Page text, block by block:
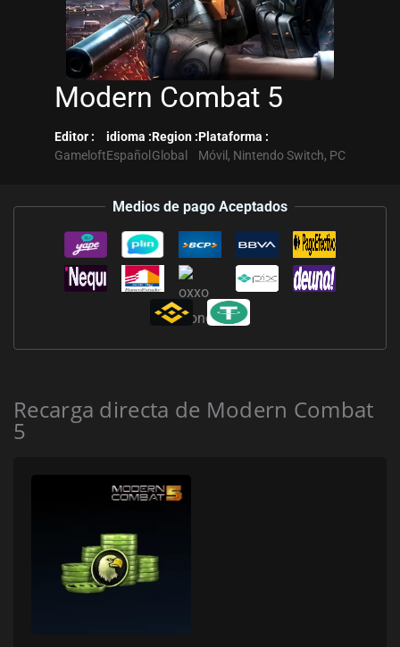
Modern Combat 5
Editor :
Gameloft
idioma :
Español
Region :
Global
Plataforma :
Móvil, Nintendo Switch, PC
Medios de pago Aceptados
Recarga directa de Modern Combat
5